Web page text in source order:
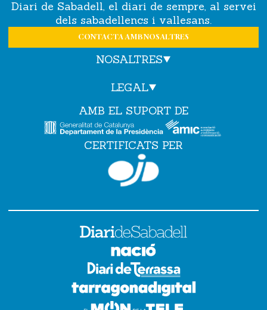
Diari de Sabadell, el diari de sempre, al servei
dels sabadellencs i vallesans.
CONTACTA AMB NOSALTRES
NOSALTRES
LEGAL
AMB EL SUPORT DE
CERTIFICATS PER